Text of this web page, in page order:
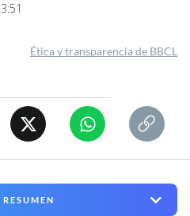
Ética y transparencia de BBCL
RESUMEN